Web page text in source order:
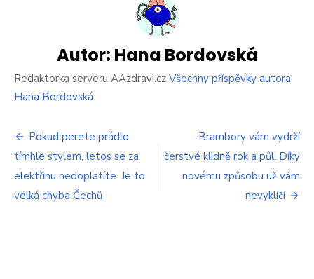
největším
počtem
rakovinotvorných
látek.
Češi
je
a
se
diví
Autor: Hana Bordovská
Redaktorka serveru AAzdravi.cz Všechny příspěvky autora
Hana Bordovská
Navigace
pro
příspěvek
Pokud perete prádlo
tímhle stylem, letos se za
elektřinu nedoplatíte. Je to
velká chyba Čechů
Brambory vám vydrží
čerstvé klidně rok a půl. Díky
novému způsobu už vám
nevyklíčí